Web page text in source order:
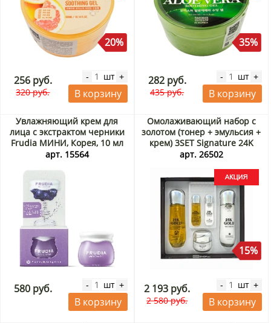
20%
256 руб.
320 руб.
- шт +
В корзину
35%
282 руб.
435 руб.
- шт +
В корзину
Увлажняющий крем для
лица с экстрактом черники
Frudia МИНИ, Корея, 10 мл
арт. 15564
580 руб. - шт +
В корзину
Омолаживающий набор с
золотом (тонер + эмульсия +
крем) 3SET Signature 24K
Gold Essential Skin Care
арт. 26502
15%
2 193 руб.
2 580 руб.
- шт +
В корзину